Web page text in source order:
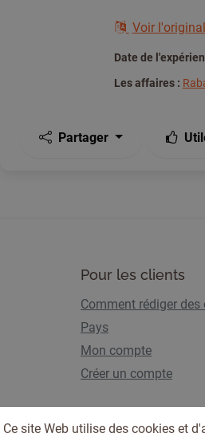
Voir l'original
Date de
Les affaires :
Partager
Tickiwi Pour les clients
Comment rédiger des
Pays
Mon compte
Créer un compte
Ce site Web utilise des cookies et